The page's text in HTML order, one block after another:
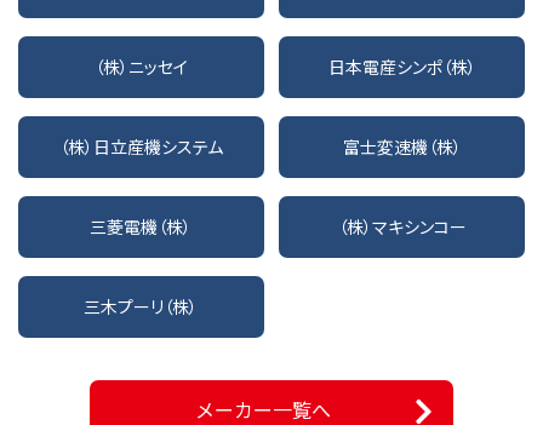
（株）ニッセイ 日本電産シンポ（株）
（株）日立産機システム 富士変速機（株）
三菱電機（株） （株）マキシンコー
三木プーリ（株）
メーカー一覧へ